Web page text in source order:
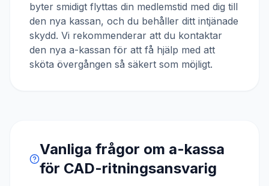
byter smidigt flyttas din medlemstid med dig till
den nya kassan, och du behåller ditt intjänade
skydd. Vi rekommenderar att du kontaktar
den nya a-kassan för att få hjälp med att
sköta övergången så säkert som möjligt.
Vanliga frågor om a-kassa
för CAD-ritningsansvarig